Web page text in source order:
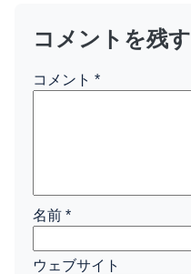
コメントを残す
コメント *
名前 *
ウェブサイト